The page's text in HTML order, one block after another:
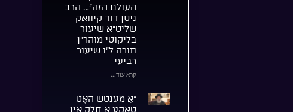
העולם הזה”… הרב
ניסן דוד קיוואק
שליט”א שיעור
בליקוטי מוהר”ן
תורה ל”ו שיעור
רביעי
קרא עוד...
“אַ מענטש האָט
טאַקע אַ חלק אין